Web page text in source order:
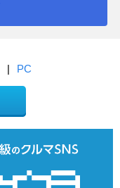
| PC